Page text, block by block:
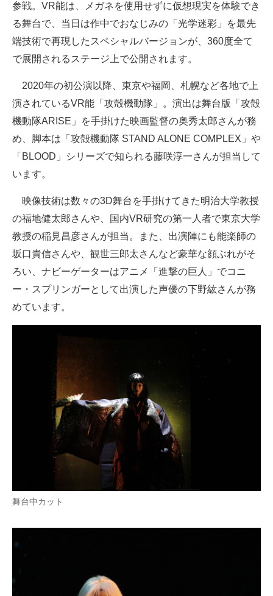
参戦。VR能は、メガネを使用せずに仮想現実を体験でき
る舞台で、当日は作中でおなじみの「光学迷彩」を最先
端技術で再現したスペシャルバージョンが、360度全て
で展開されるステージ上で公開されます。
2020年の初公演以降、東京や福岡、札幌など各地で上
演されているVR能「攻殻機動隊」。演出は舞台版「攻殻
機動隊ARISE」を手掛けた映画監督の奥秀太郎さんが務
め、脚本は「攻殻機動隊 STAND ALONE COMPLEX」や
「BLOOD」シリーズで知られる藤咲淳一さんが担当して
います。
映像技術は数々の3D舞台を手掛けてきた明治大学教授
の福地健太郎さんや、国内VR研究の第一人者で東京大学
教授の稲見昌彦さんが担当。また、出演陣にも能楽師の
坂口貴信さんや、観世三郎太さんなど豪華な顔ぶれがそ
ろい、ナビーゲーターはアニメ「進撃の巨人」でコニ
ー・スプリンガーとして出演した声優の下野紘さんが務
めています。
舞台中カット